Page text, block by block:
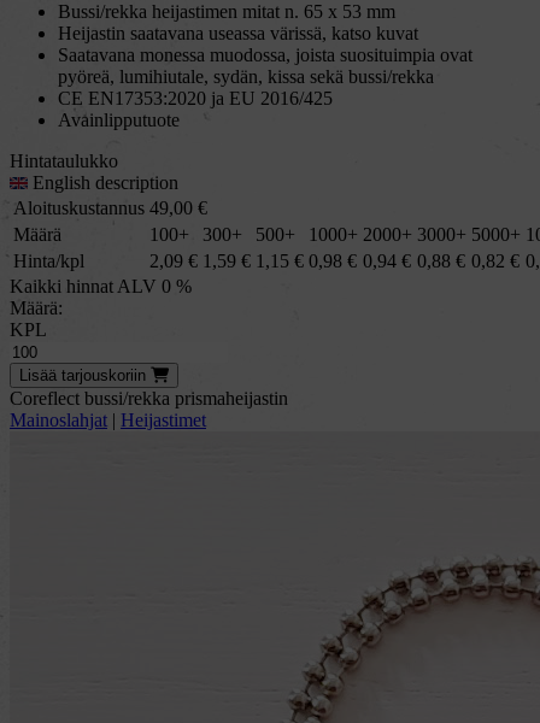
Bussi/rekka heijastimen mitat n. 65 x 53 mm
Heijastin saatavana useassa värissä, katso kuvat
Saatavana monessa muodossa, joista suosituimpia ovat
pyöreä, lumihiutale, sydän, kissa sekä bussi/rekka
CE EN17353:2020 ja EU 2016/425
Avainlipputuote
Hintataulukko
English description
Aloituskustannus 49,00 €
Määrä
100+ 300+ 500+ 1000+ 2000+ 3000+ 5000+
Hinta/kpl
2,09 € 1,59 € 1,15 € 0,98 € 0,94 € 0,88 € 0,82 €
Kaikki hinnat ALV 0 %
Määrä:
KPL
Lisää tarjous koriin
Coreflect bussi/rekka prismaheijastin
Mainoslahjat | Heijastimet